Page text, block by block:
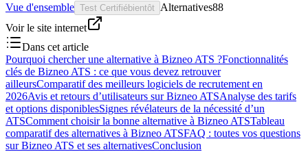
Vue d'ensemble Test Certifiébientôt Alternatives88
Voir le site internet
Dans cet article
Pourquoi chercher une alternative à Bizneo ATS ?Fonctionnalités
clés de Bizneo ATS : ce que vous devez retrouver
ailleursComparatif des meilleurs logiciels de recrutement en
2026Avis et retours d’utilisateurs sur Bizneo ATSAnalyse des tarifs
et options disponiblesSignes révélateurs de la nécessité d’un
ATSComment choisir la bonne alternative à Bizneo ATSTableau
comparatif des alternatives à Bizneo ATSFAQ : toutes vos questions
sur Bizneo ATS et ses alternativesConclusion